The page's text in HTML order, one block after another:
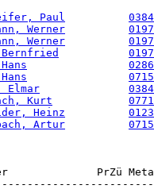
Paul
Werner
Werner
Elmar
Kurt
Heinz
Artur
PrZü